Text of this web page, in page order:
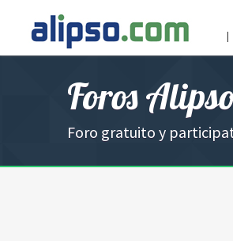
|
Foros
Foro gratuito y